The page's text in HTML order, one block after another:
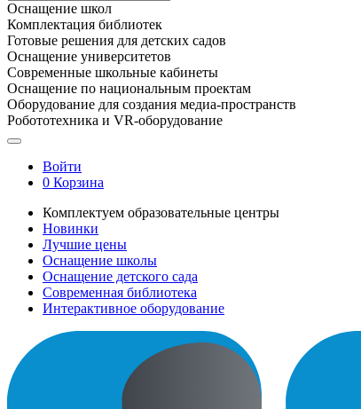
Оснащение школ
Комплектация библиотек
Готовые решения для детских садов
Оснащение университетов
Современные школьные кабинеты
Оснащение по национальным проектам
Оборудование для создания медиа-пространств
Робототехника и VR-оборудование
Войти
0 Корзина
Комплектуем образовательные центры
Новинки
Лучшие цены
Оснащение школы
Оснащение детского сада
Современная библиотека
Интерактивное оборудование